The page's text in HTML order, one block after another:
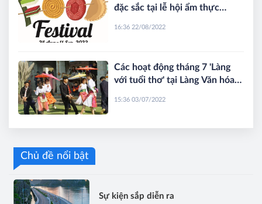
đặc sắc tại lễ hội ẩm thực
16:36 22/08/2022
Các hoạt động tháng 7 'Làng
với tuổi thơ' tại Làng Văn hóa -
15:36 03/07/2022
Chủ đề nổi bật
Sự kiện sắp diễn ra